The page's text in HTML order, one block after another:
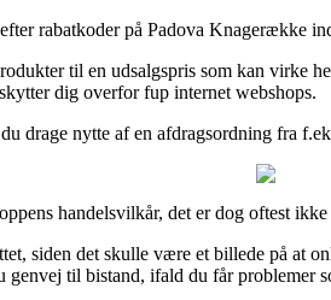
rabatkoder på Padova Knagerække
til en udsalgspris som kan virke
dig overfor fup internet webshops.
drage nytte af en afdragsordning fra
handelsvilkår, det er dog oftest
siden det skulle være et billede på at
genvej til bistand, ifald du får problemer